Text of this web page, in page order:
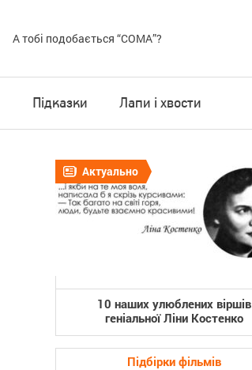
А тобі подобається “COMA”?
Підказки Лапи і хвости
Актуально
10 наших улюблених віршів
геніальної Ліни Костенко
Підбірки фільмів